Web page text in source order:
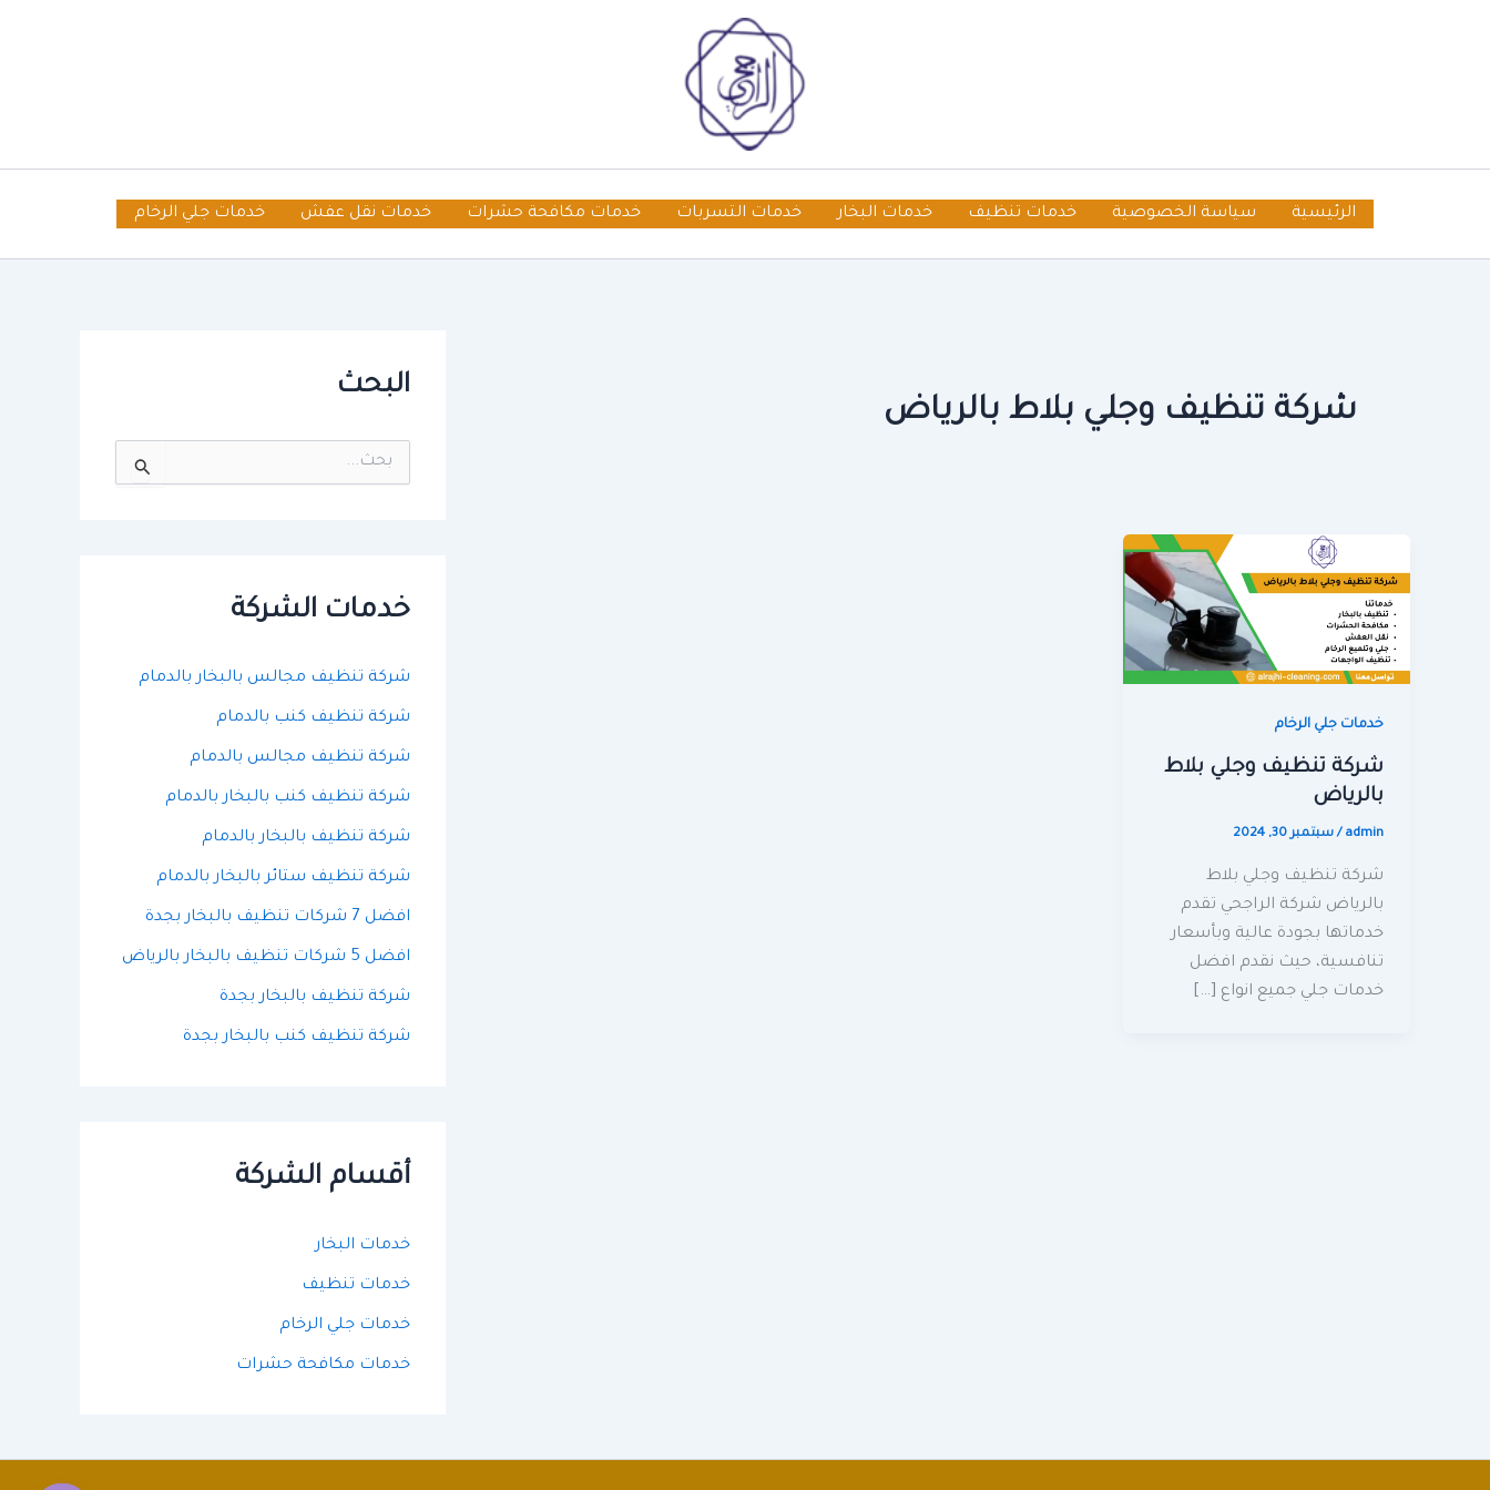
الرئيسية سياسة الخصوصية خدمات تنظيف خدمات البخار خدمات التسربات خدمات مكافحة حشرات خدمات نقل عفش خدمات جلي الرخام
شركة تنظيف وجلي بلاط بالرياض
خدمات جلي الرخام
شركة تنظيف وجلي بلاط
بالرياض
admin
/سبتمبر 30, 2024
شركة تنظيف وجلي بلاط
بالرياض شركة الراجحي تقدم
خدماتها بجودة عالية وبأسعار
تنافسية، حيث نقدم افضل
خدمات جلي جميع انواع […]
البحث
:خدمات الشركة
شركة تنظيف مجالس بالبخار بالدمام
شركة تنظيف كنب بالدمام
شركة تنظيف مجالس بالدمام
شركة تنظيف كنب بالبخار بالدمام
شركة تنظيف بالبخار بالدمام
شركة تنظيف ستائر بالبخار بالدمام
افضل 7 شركات تنظيف بالبخار بجدة
افضل 5 شركات تنظيف بالبخار بالرياض
شركة تنظيف بالبخار بجدة
شركة تنظيف كنب بالبخار بجدة
أقسام الشركة
خدمات البخار
خدمات تنظيف
خدمات جلي الرخام
خدمات مكافحة حشرات